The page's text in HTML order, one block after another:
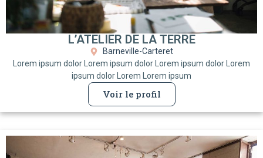
L’ATELIER DE LA TERRE
Barneville-Carteret
Lorem ipsum dolor Lorem ipsum dolor Lorem ipsum dolor Lorem
ipsum dolor Lorem Lorem ipsum
Voir le profil